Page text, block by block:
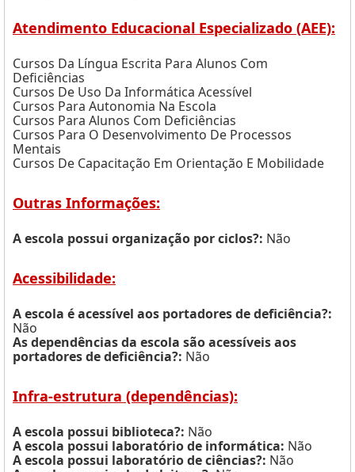
Atendimento Educacional Especializado (AEE):
Cursos Da Língua Escrita Para Alunos Com
Deficiências
Cursos De Uso Da Informática Acessível
Cursos Para Autonomia Na Escola
Cursos Para Alunos Com Deficiências
Cursos Para O Desenvolvimento De Processos
Mentais
Cursos De Capacitação Em Orientação E Mobilidade
Outras Informações:
A escola possui organização por ciclos?: Não
Acessibilidade:
A escola é acessível aos portadores de deficiência?:
Não
As dependências da escola são acessíveis aos
portadores de deficiência?: Não
Infra-estrutura (dependências):
A escola possui biblioteca?: Não
A escola possui laboratório de informática: Não
A escola possui laboratório de ciências?: Não